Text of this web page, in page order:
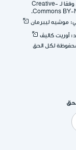
قُدِّم المضمون وفقا لـ -Creative
Commons BY-
موشيه ليبرمان
أوريت كاليڤ
لكل الحق